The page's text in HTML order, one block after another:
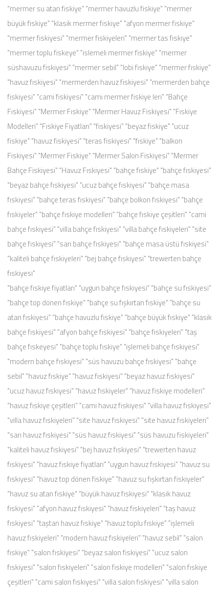
"mermer su atan fiskiye" "mermer havuzlu fiskiye" "mermer
büyük fiskiye" "klasik mermer fiskiye" "afyon mermer fiskiye"
"mermer fiskiyesi" "mermer fiskiyeleri" "mermer tas fiskiye"
"mermer toplu fiskeye" "islemeli mermer fiskiye" "mermer
süshavuzu fiskiyesi" "mermer sebil" "lobi fiskiye" "mermer fıskiye"
"havuz fıskiyesi" "mermerden havuz fiskiyesi" "mermerden bahçe
fiskiyesi" "cami fiskiyesi" "cami mermer fiskiye leri" "Bahçe
Fıskiyesi" "Mermer Fıskiye" "Mermer Havuz Fiskiyesi" "Fıskiye
Modelleri" "Fıskiye Fiyatları" "fiskiyesi" "beyaz fiskiye" "ucuz
fiskiye" "havuz fiskiyesi" "teras fiskiyesi" "fıskiye" "balkon
Fiskiyesi" "Mermer Fiskiye" "Mermer Salon Fiskiyesi" "Mermer
Bahçe Fiskiyesi" "Havuz Fıskiyesi" "bahçe fıskiye" "bahçe fıskiyesi"
"beyaz bahçe fıskiyesi" "ucuz bahçe fıskiyesi" "bahçe masa
fıskiyesi" "bahçe teras fıskiyesi" "bahçe bolkon fıskiyesi" "bahçe
fıskiyeler" "bahçe fıskiye modelleri" "bahçe fıskiye çeşitleri" "cami
bahçe fıskiyesi" "villa bahçe fıskiyesi" "villa bahçe fıskiyeleri" "site
bahçe fıskiyesi" "sarı bahçe fıskiyesi" "bahçe masa üstü fıskiyesi"
"kaliteli bahçe fıskiyeleri" "bej bahçe fıskiyesi" "trewerten bahçe
fıskiyesi"
"bahçe fıskiye fiyatları" "uygun bahçe fıskiyesi" "bahçe su fıskiyesi"
"bahçe top dönen fıskiye" "bahçe su fışkırtan fıskiye" "bahçe su
atan fıskiyesi" "bahçe havuzlu fiskiye" "bahçe büyük fıskiye" "klasik
bahçe fıskiyesi" "afyon bahçe fıskiyesi" "bahçe fiskiyeleri" "taş
bahçe fıskeyesi" "bahçe toplu fıskiye" "işlemeli bahçe fıskiyesi"
"modern bahçe fıskiyesi" "süs havuzu bahçe fıskiyesi" "bahçe
sebil" "havuz fıskiye" "havuz fıskiyesi" "beyaz havuz fıskiyesi"
"ucuz havuz fıskiyesi" "havuz fıskiyeler" "havuz fiskiye modelleri"
"havuz fıskiye çeşitleri" "cami havuz fıskiyesi" "villa havuz fıskiyesi"
"villa havuz fıskiyeleri" "site havuz fıskiyesi" "site havuz fıskiyeleri"
"sarı havuz fıskiyesi" "süs havuz fıskiyesi" "süs havuzu fiskiyeleri"
"kaliteli havuz fıskiyesi" "bej havuz fıskiyesi" "trewerten havuz
fıskiyesi" "havuz fıskiye fiyatları" "uygun havuz fıskiyesi" "havuz su
fıskiyesi" "havuz top dönen fiskiye" "havuz su fışkırtan fiskiyeler"
"havuz su atan fıskiye" "büyük havuz fıskiyesi" "klasik havuz
fıskiyesi" "afyon havuz fıskiyesi" "havuz fiskiyeleri" "taş havuz
fıskiyesi" "taştan havuz fıskiye" "havuz toplu fıskiye" "işlemeli
havuz fıskiyeleri" "modern havuz fıskiyeleri" "havuz sebil" "salon
fıskiye" "salon fıskiyesi" "beyaz salon fiskiyesi" "ucuz salon
fıskiyesi" "salon fıskiyeleri" "salon fiskiye modelleri" "salon fıskiye
çeşitleri" "cami salon fıskiyesi" "villa salon fıskiyesi" "villa salon